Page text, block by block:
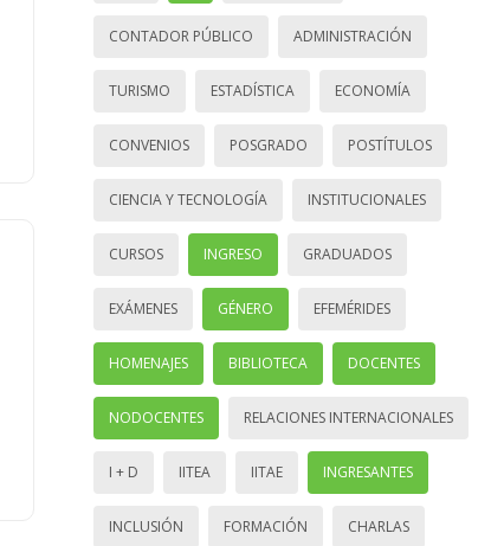
CONTADOR PÚBLICO ADMINISTRACIÓN
TURISMO ESTADÍSTICA ECONOMÍA
CONVENIOS POSGRADO POSTÍTULOS
CIENCIA Y TECNOLOGÍA INSTITUCIONALES
CURSOS INGRESO GRADUADOS
EXÁMENES GÉNERO EFEMÉRIDES
HOMENAJES BIBLIOTECA DOCENTES
NODOCENTES RELACIONES INTERNACIONALES
I + D IITEA IITAE INGRESANTES
INCLUSIÓN FORMACIÓN CHARLAS